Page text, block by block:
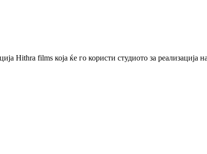
Hithra films која ќе го користи студиото за реализација